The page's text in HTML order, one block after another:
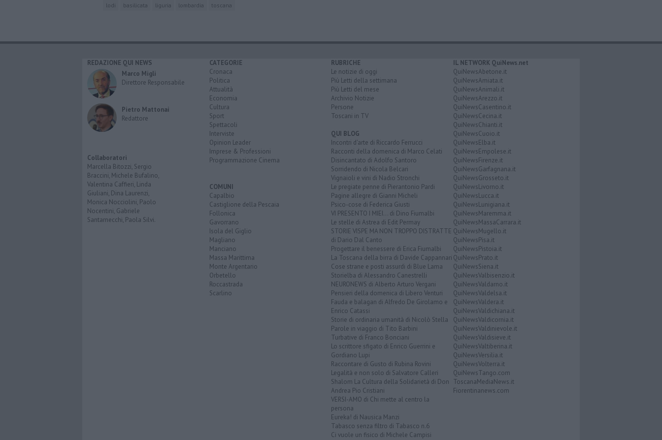
lodi
basilicata liguria lombardia toscana
REDAZIONE QUI NEWS
Marco Migli
Direttore Responsabile
Pietro Mattonai
Redattore
Collaboratori
Marcella Bitozzi, Sergio
Braccini, Michele Bufalino,
Valentina Caffieri, Linda
Giuliani, Dina Laurenzi,
Monica Nocciolini, Paolo
Nocentini, Gabriele
Santarnecchi, Paola Silvi.
CATEGORIE
Cronaca
Politica
Attualità
Economia
Cultura
Sport
Spettacoli
Interviste
Opinion Leader
Imprese & Professioni
Programmazione Cinema
COMUNI
Capalbio
Castiglione della Pescaia
Follonica
Gavorrano
Isola del Giglio
Magliano
Manciano
Massa Marittima
Monte Argentario
Orbetello
Roccastrada
Scarlino
RUBRICHE
Le notizie di oggi
Più Letti della settimana
Più Letti del mese
Archivio Notizie
Persone
Toscani in TV
QUI BLOG
Incontri d'arte di Riccardo Ferrucci
Racconti della domenica di Marco Celati
Disincantato di Adolfo Santoro
Sorridendo di Nicola Belcari
Vignaioli e vini di Nadio Stronchi
Le pregiate penne di Pierantonio Pardi
Pagine allegre di Gianni Micheli
Psico-cose di Federica Giusti
VI PRESENTO I MIEI... di Dino Fiumalbi
Le stelle di Astrea di Edit Permay
STORIE VISPE MA NON TROPPO DISTRATTE
di Dario Dal Canto
Progettare il benessere di Erica Fiumalbi
La Toscana della birra di Davide Cappannari
Cose strane e posti assurdi di Blue Lama
Storielba di Alessandro Canestrelli
NEURONEWS di Alberto Arturo Vergani
Pensieri della domenica di Libero Venturi
Fauda e balagan di Alfredo De Girolamo e
Enrico Catassi
Storie di ordinaria umanità di Nicolò Stella
Parole in viaggio di Tito Barbini
Turbative di Franco Bonciani
Lo scrittore sfigato di Enrico Guerrini e
Gordiano Lupi
Raccontare di Gusto di Rubina Rovini
Legalità e non solo di Salvatore Calleri
Shalom La Cultura della Solidarietà di Don
Andrea Pio Cristiani
VERSI-AMO di Chi mette al centro la
persona
Eureka! di Nausica Manzi
Tabasco senza filtro di Tabasco n.6
Ci vuole un fisico di Michele Campisi
IL NETWORK QuiNews.net
QuiNewsAbetone.it
QuiNewsAmiata.it
QuiNewsAnimali.it
QuiNewsArezzo.it
QuiNewsCasentino.it
QuiNewsCecina.it
QuiNewsChianti.it
QuiNewsCuoio.it
QuiNewsElba.it
QuiNewsEmpolese.it
QuiNewsFirenze.it
QuiNewsGarfagnana.it
QuiNewsGrosseto.it
QuiNewsLivorno.it
QuiNewsLucca.it
QuiNewsLunigiana.it
QuiNewsMaremma.it
QuiNewsMassaCarrara.it
QuiNewsMugello.it
QuiNewsPisa.it
QuiNewsPistoia.it
QuiNewsPrato.it
QuiNewsSiena.it
QuiNewsValbisenzio.it
QuiNewsValdarno.it
QuiNewsValdelsa.it
QuiNewsValdera.it
QuiNewsValdichiana.it
QuiNewsValdicornia.it
QuiNewsValdinievole.it
QuiNewsValdisieve.it
QuiNewsValtiberina.it
QuiNewsVersilia.it
QuiNewsVolterra.it
QuiNewsTango.com
ToscanaMediaNews.it
Fiorentinanews.com